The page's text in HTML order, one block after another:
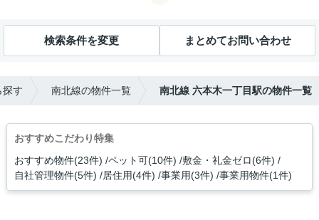
検索条件を変更 まとめてお問い合わせ
探す 南北線の物件一覧 南北線 六本木一丁目駅の物件一覧
おすすめこだわり特集
おすすめ物件(23件) ペット可(10件) 敷金・礼金ゼロ(6件)
自社管理物件(5件) 居住用(4件) 事業用(3件) 事業用物件(1件)